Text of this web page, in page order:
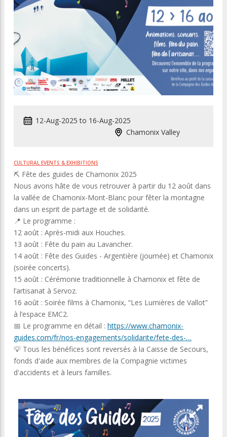
12-Aug-2025 to 16-Aug-2025
Chamonix Valley
CULTURAL EVENTS & EXHIBITIONS
⛏️ Fête des guides de Chamonix 2025
Nous avons hâte de vous retrouver à partir du 12 août dans
la vallée de Chamonix-Mont-Blanc pour fêter la montagne
dans un esprit de partage et de solidarité.
📍 Le programme :
12 août : Après-midi aux Houches.
13 août : Fête du pain au Lavancher.
14 août : Fête des Guides - Argentière (journée) et Chamonix
(soirée concerts).
15 août : Cérémonie traditionnelle à Chamonix et fête de
l’artisanat à Servoz.
16 août : Soirée films à Chamonix, “Les Lumières de Vallot”
à l’espace EMC2.
📅 Le programme en détail : https://www.chamonix-
guides.com/fr/nos-engagements/solidarite/fete-des-…
💡 Tous les bénéfices sont reversés à la Caisse de Secours,
fonds d'aide aux membres de la Compagnie victimes
d'accidents et à leurs familles.